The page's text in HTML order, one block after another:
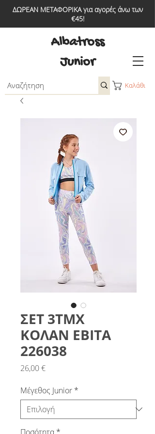
ΔΩΡΕΑΝ ΜΕΤΑΦΟΡΙΚΑ για αγορές άνω των
€45!
Καλάθι
Albatross
Junior
ΣΕΤ 3ΤΜΧ
ΚΟΛΑΝ ΕΒΙΤΑ
226038
26,00 €Τιμή
Μέγεθος Junior *